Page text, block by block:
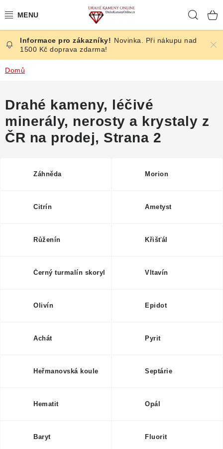
na
ČESKÉ KAMENY
ŠPERKY
BROUŠENÉ
ÚČINKY
NÁŠ PŘÍBĚH
VIDEOGALERIE
Formulář pro odstoupení od smlouvy
Novinka. Při nákupu nad
1500 Kč doprava zdarma!
Domů
Drahé kameny, léčivé
minerály, nerosty a krystaly z
ČR na prodej, Strana 2
Záhněda Morion
Citrín Ametyst
Růženín Křišťál
Černý turmalín skoryl Vltavín
Olivín Epidot
Achát Pyrit
Heřmanovská koule Septárie
Hematit Opál
Baryt Fluorit